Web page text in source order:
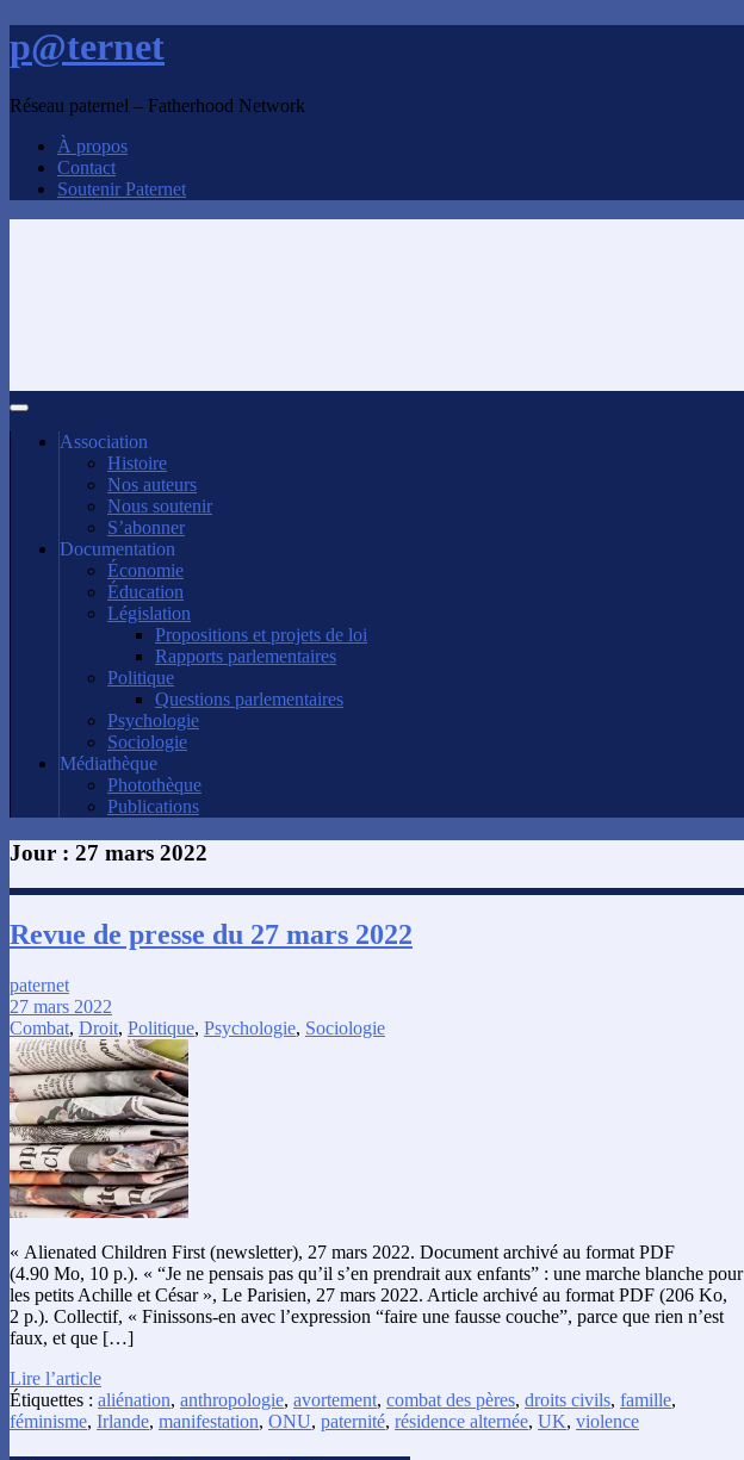
p@ternet
Réseau paternel – Fatherhood Network
À propos
Contact
Soutenir Paternet
Association
Histoire
Nos auteurs
Nous soutenir
S’abonner
Documentation
Économie
Éducation
Législation
Propositions et projets de loi
Rapports parlementaires
Politique
Questions parlementaires
Psychologie
Sociologie
Médiathèque
Photothèque
Publications
Jour : 27 mars 2022
Revue de presse du 27 mars 2022
paternet
27 mars 2022
Combat, Droit, Politique, Psychologie, Sociologie
« Alienated Children First (newsletter), 27 mars 2022. Document archivé au format PDF
(4.90 Mo, 10 p.). « “Je ne pensais pas qu’il s’en prendrait aux enfants” : une marche blanche pour
les petits Achille et César », Le Parisien, 27 mars 2022. Article archivé au format PDF (206 Ko,
2 p.). Collectif, « Finissons-en avec l’expression “faire une fausse couche”, parce que rien n’est
faux, et que […]
Lire l’article
Étiquettes : aliénation, anthropologie, avortement, combat des pères, droits civils, famille,
féminisme, Irlande, manifestation, ONU, paternité, résidence alternée, UK, violence